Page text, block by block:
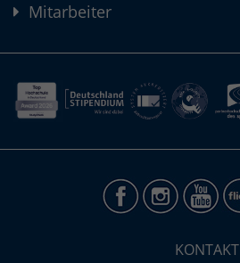
Mitarbeiter
KONTAKT